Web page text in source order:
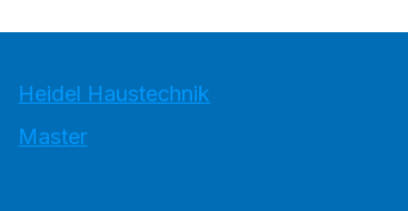
Heidel Haustechnik
Master